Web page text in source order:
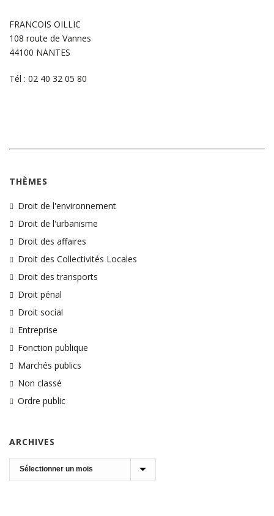
FRANCOIS OILLIC
108 route de Vannes
44100 NANTES
Tél : 02 40 32 05 80
THÈMES
Droit de l'environnement
Droit de l'urbanisme
Droit des affaires
Droit des Collectivités Locales
Droit des transports
Droit pénal
Droit social
Entreprise
Fonction publique
Marchés publics
Non classé
Ordre public
ARCHIVES
Archives